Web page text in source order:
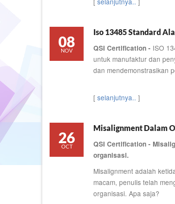
08
NOV
Iso 13485 Standard
QSI Certification - ISO
untuk manufaktur dan
dan mendemonstrasikan
[ selanjutnya.. ]
26
OCT
Misalignment Dalam
QSI Certification -
organisasi.
Misalignment adalah
macam, penulis telah
organisasi. Apa saja?